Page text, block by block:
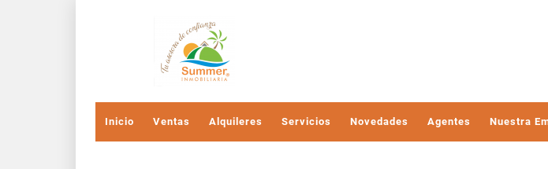
Inicio Ventas Alquileres Servicios Novedades Agentes Nuestra